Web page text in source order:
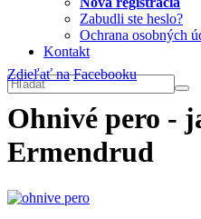
Zabudli ste heslo?
Ochrana osobných
Kontakt
Zdieľať na Facebooku
Ohnivé pero -
Ermendrud